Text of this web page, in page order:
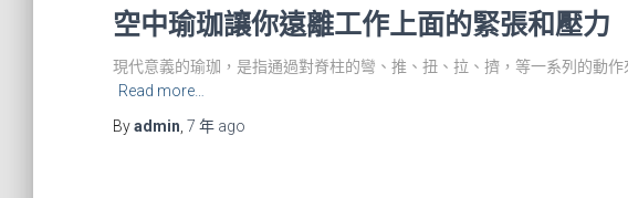
空中瑜珈讓你遠離工作上面的緊張和壓力
現代意義的瑜珈，是指通過對脊柱的彎、推、扭、拉、擠，等一系列的動
Read more…
Byadmin 7 年 ago